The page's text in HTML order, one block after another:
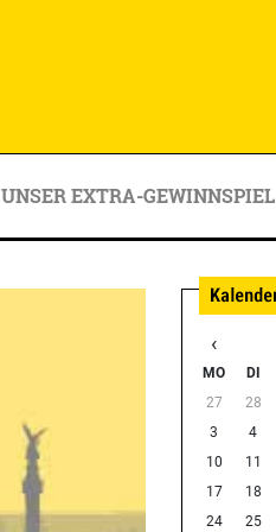
UNSER EXTRA-GEWINNSPIEL
‹
MO DI
27
28
3
4
10
11
17
18
24
25